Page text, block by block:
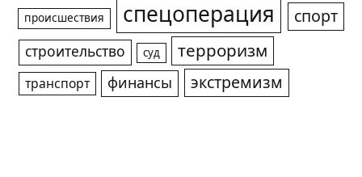
происшествия спецоперация спорт
строительство суд терроризм
транспорт финансы экстремизм